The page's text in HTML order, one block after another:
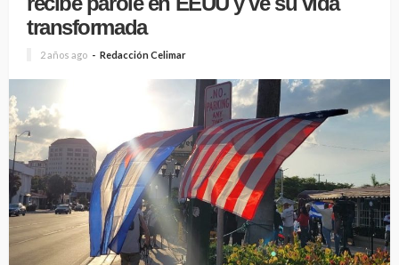
transformada
2 años ago Redacción Celimar